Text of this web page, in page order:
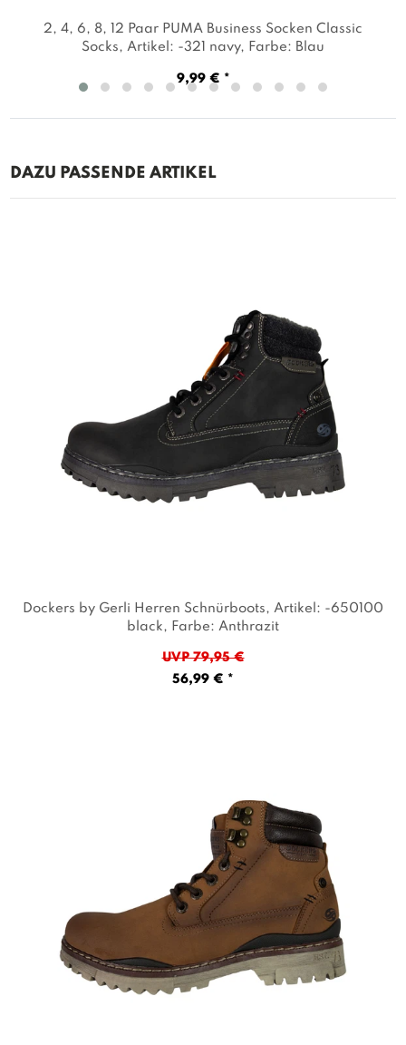
2, 4, 6, 8, 12 Paar PUMA Business Socken Classic
Socks, Artikel: -321 navy, Farbe: Blau
9,99 € *
DAZU PASSENDE ARTIKEL
Dockers by Gerli Herren Schnürboots , Artikel: -650100
black , Farbe: Anthrazit
UVP 79,95 €
56,99 € *